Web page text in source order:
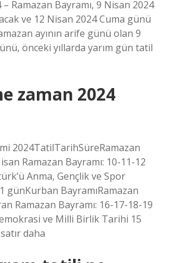
– Ramazan Bayramı, 9 Nisan 2024
ve 12 Nisan 2024 Cuma günü
ayının arife günü olan 9
önceki yıllarda yarım gün tatil
zaman 2024
2024TatilTarihSüreRamazan
Ramazan Bayramı: 10-11-12
Anma, Gençlik ve Spor
günKurban BayramıRamazan
Ramazan Bayramı: 16-17-18-19
ve Milli Birlik Tarihi 15
daha